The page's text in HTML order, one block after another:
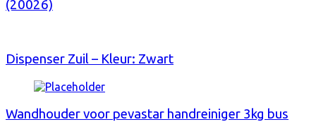
(20026)
Dispenser Zuil – Kleur: Zwart
Wandhouder voor pevastar handreiniger 3kg bus